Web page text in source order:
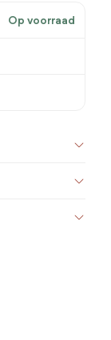
Op voorraad